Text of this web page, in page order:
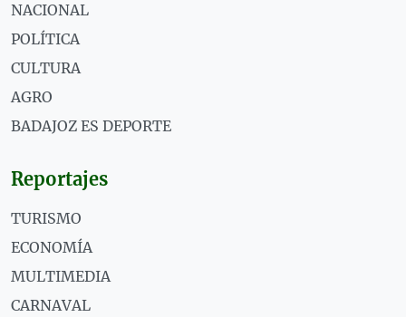
NACIONAL
POLÍTICA
CULTURA
AGRO
BADAJOZ ES DEPORTE
Reportajes
TURISMO
ECONOMÍA
MULTIMEDIA
CARNAVAL